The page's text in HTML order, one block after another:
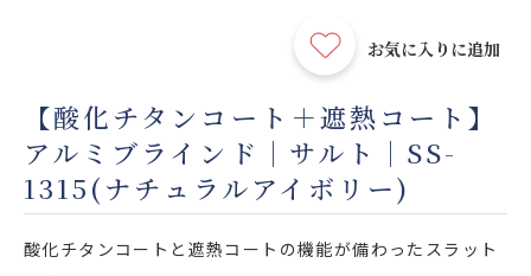
製品をさがす
店舗をさがす
お気に入りに追加
【酸化チタンコート＋遮熱コート】
アルミブラインド｜サルト｜SS-
1315(ナチュラルアイボリー)
酸化チタンコートと遮熱コートの機能が備わったスラット